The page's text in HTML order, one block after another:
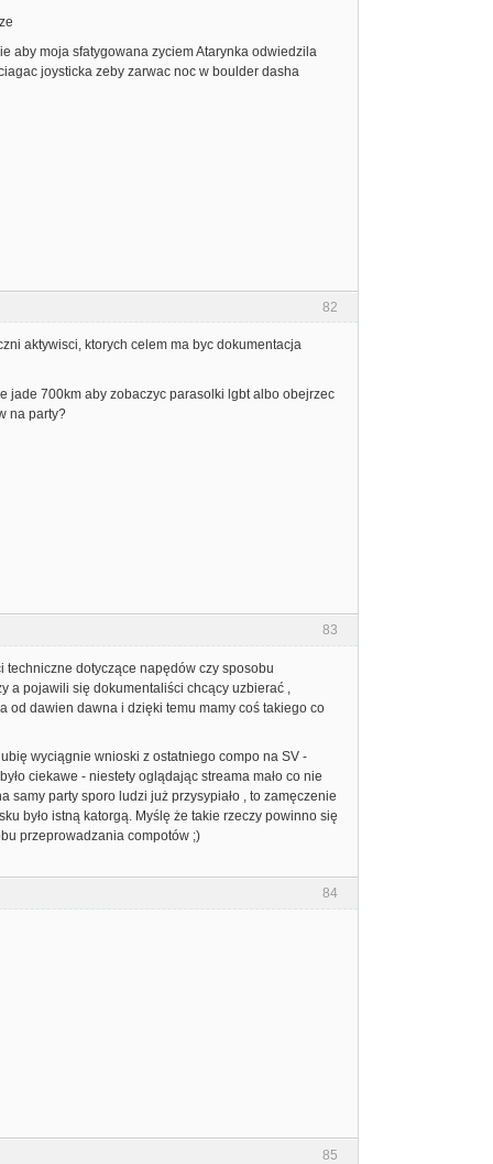
aby moja sfatygowana zyciem Atarynka odwiedzila
joysticka zeby zarwac noc w boulder dasha
82
aktywisci, ktorych celem ma byc dokumentacja
jade 700km aby zobaczyc parasolki lgbt albo obejrzec
na party?
83
techniczne dotyczące napędów czy sposobu
a pojawili się dokumentaliści chcący uzbierać ,
od dawien dawna i dzięki temu mamy coś takiego co
wyciągnie wnioski z ostatniego compo na SV -
ciekawe - niestety oglądając streama mało co nie
samy party sporo ludzi już przysypiało , to zamęczenie
było istną katorgą. Myślę że takie rzeczy powinno się
przeprowadzania compotów ;)
84
85